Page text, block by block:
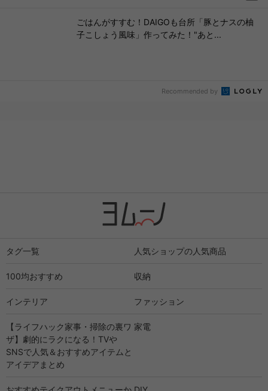
ごはんがすすむ！DAIGOも台所「豚とナスの柚
子こしょう風味」作ってみた！"あと...
Recommended by
タグ一覧 人気ショップの人気商品
100均おすすめ 収納
インテリア ファッション
【ライフハック家事・掃除の裏ワ
ザ】劇的にラクになる！TVや
SNSで人気＆おすすめアイテムと
アイデアまとめ
家電